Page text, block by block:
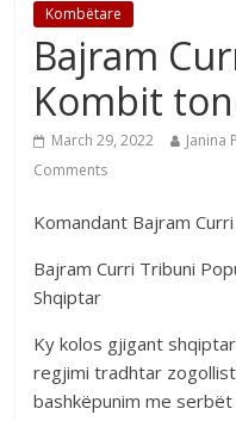
Kombëtare
Bajram
Kombit
March 29, 2022 Janina
Comments
Komandant Bajram
Bajram Curri Tribuni
Shqiptar
Ky kolos gjigant
regjimi tradhtar
bashkëpunim me serbët